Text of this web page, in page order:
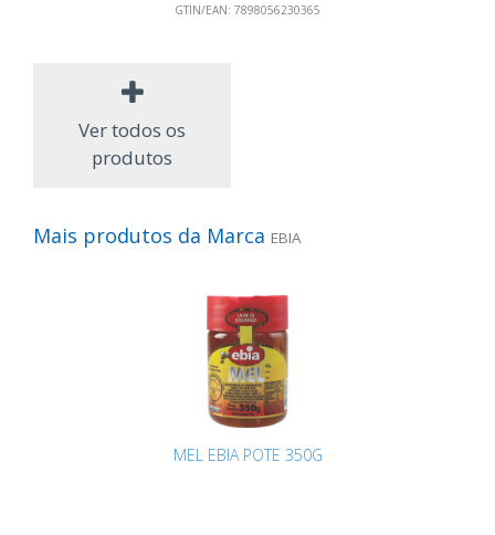
GTIN/EAN: 7898056230365
Ver todos os
produtos
Mais produtos da Marca EBIA
MEL EBIA POTE 350G